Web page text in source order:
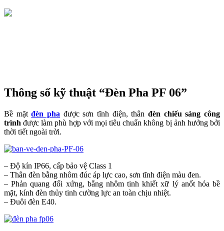
Thông số kỹ thuật “Đèn Pha PF 06”
Bề mặtđèn pha được sơn tĩnh điện, thânđèn chiếu sáng công
trình được làm phù hợp với mọi tiêu chuẩn không bị ảnh hưởng bởi
thời tiết ngoài trời.
– Độ kín IP66, cấp bảo vệ Class 1
– Thân đèn bằng nhôm đúc áp lực cao, sơn tĩnh điện màu đen.
– Phản quang đối xứng, bằng nhôm tinh khiết xữ lý anốt hóa bề
mặt, kính đèn thủy tinh cường lực an toàn chịu nhiệt.
– Đuôi đèn E40.